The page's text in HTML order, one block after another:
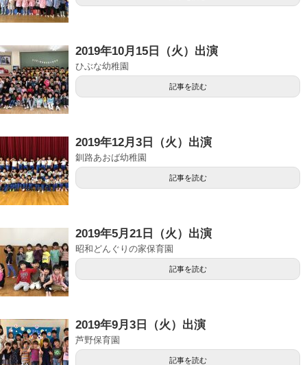
2019年10月15日（火）出演
ひぶな幼稚園
記事を読む
2019年12月3日（火）出演
釧路あおば幼稚園
記事を読む
2019年5月21日（火）出演
昭和どんぐりの家保育園
記事を読む
2019年9月3日（火）出演
芦野保育園
記事を読む